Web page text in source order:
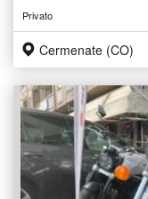
Privato
Cermenate (CO)